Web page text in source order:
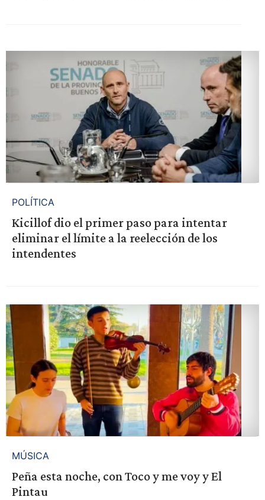
POLÍTICA
Kicillof dio el primer paso para intentar
eliminar el límite a la reelección de los
intendentes
MÚSICA
Peña esta noche, con Toco y me voy y El
Pintau